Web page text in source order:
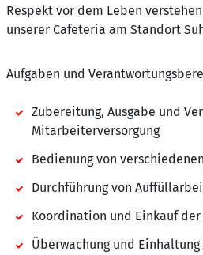
Respekt vor dem Leben
unserer Cafeteria am Standort
Aufgaben und
Zubereitung, Ausgabe und
Mitarbeiterversorgung
Bedienung von
Durchführung von
Koordination und Einkauf
Überwachung und